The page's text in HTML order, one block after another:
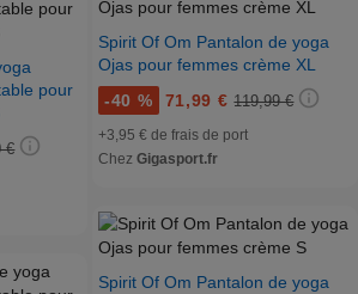
pour
€
Spirit Of Om Pantalon de yoga
Ojas pour femmes crème XL
-40 % 71,99 € 119,99 €
+3,95 € de frais de port
Chez Gigasport.fr
Spirit Of Om Pantalon de yoga